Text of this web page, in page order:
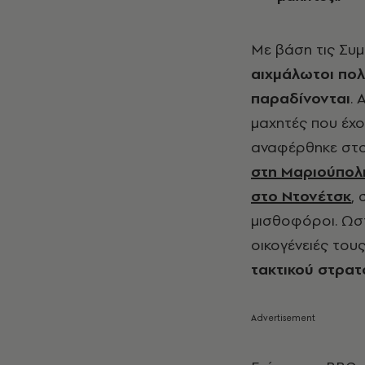
Με βάση τις
αιχμάλωτοι
παραδίνονται.
μαχητές που
αναφέρθηκε
στη
στο Ντονέτσκ,
μισθοφόροι.
οικογένειές
τακτικού